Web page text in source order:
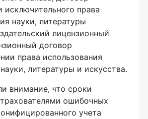
исключительного права
науки, литературы
лицензионный
договор
права использования
литературы и искусства.
внимание, что сроки
ошибочных
учета